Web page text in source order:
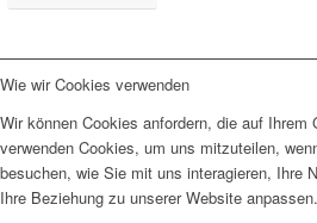
Wie wir Cookies verwenden
Wir können Cookies anfordern, die auf Ihrem
verwenden Cookies, um uns mitzuteilen,
besuchen, wie Sie mit uns interagieren, Ihre
Ihre Beziehung zu unserer Website anpassen.